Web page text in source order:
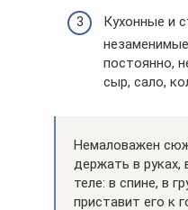
Кухонные и
постоянно,
сыр, сало,
Немаловажен
держать в руках,
теле: в спине, в
приставит его к